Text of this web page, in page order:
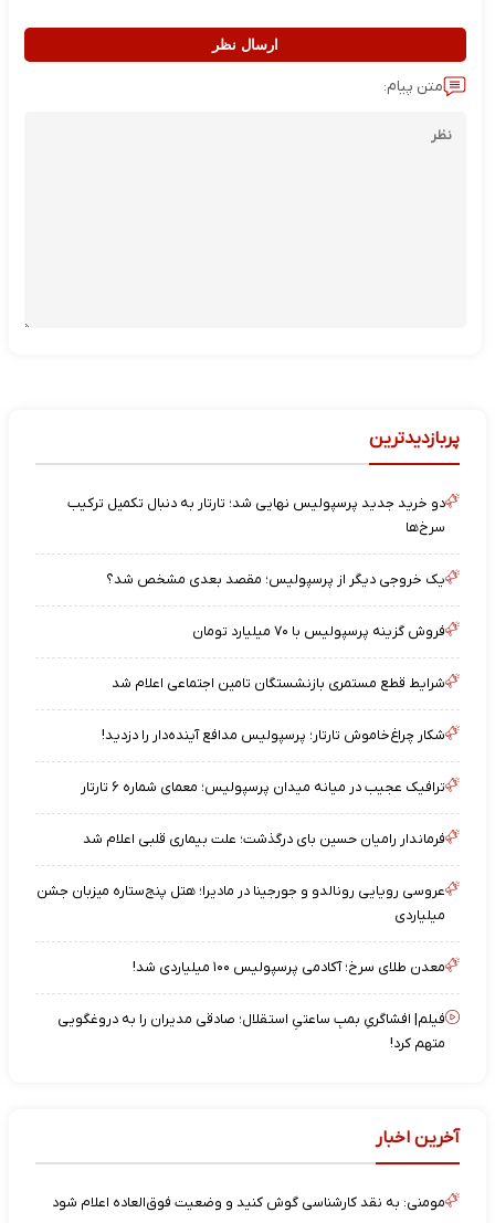
ارسال نظر
متن پیام:
پربازدیدترین
دو خرید جدید پرسپولیس نهایی شد؛ تارتار به دنبال تکمیل ترکیب
سرخ‌ها
یک خروجی دیگر از پرسپولیس؛ مقصد بعدی مشخص شد؟
فروش گزینه پرسپولیس با ۷۰ میلیارد تومان
شرایط قطع مستمری بازنشستگان تامین اجتماعی اعلام شد
شکار چراغ‌خاموش تارتار؛ پرسپولیس مدافع آینده‌دار را دزدید!
ترافیک عجیب در میانه میدان پرسپولیس؛ معمای شماره ۶ تارتار
فرماندار رامیان حسین بای درگذشت؛ علت بیماری قلبی اعلام شد
عروسی رویایی رونالدو و جورجینا در مادیرا؛ هتل پنج‌ستاره میزبان جشن
میلیاردی
معدن طلای سرخ؛ آکادمی پرسپولیس ۱۰۰ میلیاردی شد!
فیلم| افشاگریِ بمبِ ساعتیِ استقلال؛ صادقی مدیران را به دروغگویی
متهم کرد!
آخرین اخبار
مومنی: به نقد کارشناسی گوش کنید و وضعیت فوق‌العاده اعلام شود